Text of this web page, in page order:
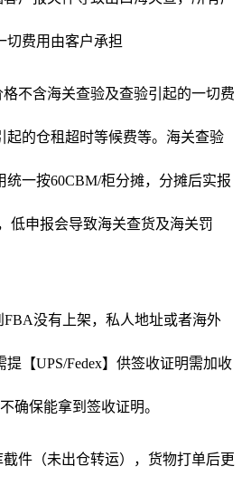
切费用由客户承担
不含海关查验及查验引起的一切费
起的仓租超时等候费等。海关查验
统一按60CBM/柜分摊，分摊后实报
低申报会导致海关查货及海关罚
FBA没有上架，私人地址或者海外
【UPS/Fedex】供签收证明需加收
确保能拿到签收证明。
件（未出仓转运），货物打单后更